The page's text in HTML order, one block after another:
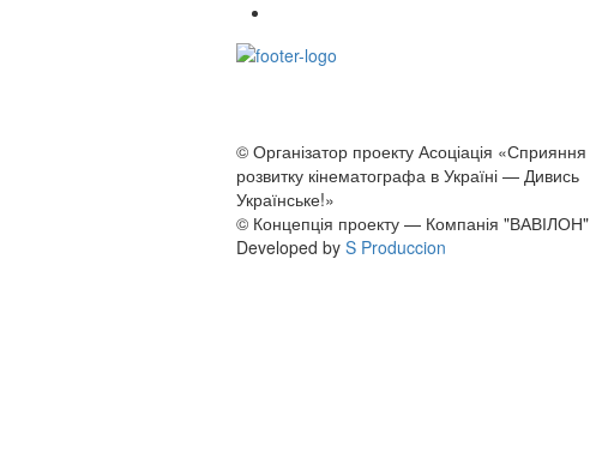
© Організатор проекту Асоціація «Сприяння
розвитку кінематографа в Україні — Дивись
Українське!»
© Концепція проекту — Компанія "ВАВІЛОН"
Developed by S Produccion